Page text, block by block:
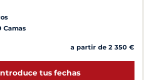
Camas
a partir de 2 350 €
tus fechas